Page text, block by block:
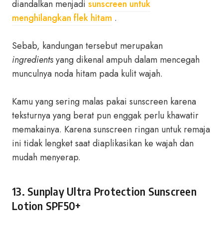
diandalkan menjadi sunscreen untuk
menghilangkan flek hitam .
Sebab, kandungan tersebut merupakan
ingredientsyang dikenal ampuh dalam mencegah
munculnya noda hitam pada kulit wajah.
Kamu yang sering malas pakai sunscreen karena
teksturnya yang berat pun enggak perlu khawatir
memakainya. Karena sunscreen ringan untuk remaja
ini tidak lengket saat diaplikasikan ke wajah dan
mudah menyerap.
13. Sunplay Ultra Protection Sunscreen
Lotion SPF50+